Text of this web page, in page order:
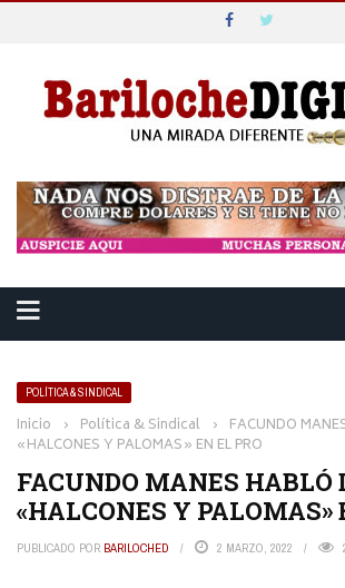
POLÍTICA & SINDICAL
Inicio › Política & Sindical › FACUNDO
«HALCONES Y PALOMAS» EN EL PRO
FACUNDO MANES HABLÓ
«HALCONES Y PALOMAS»
PUBLICADO POR BARILOCHED 2 MARZO, 2022